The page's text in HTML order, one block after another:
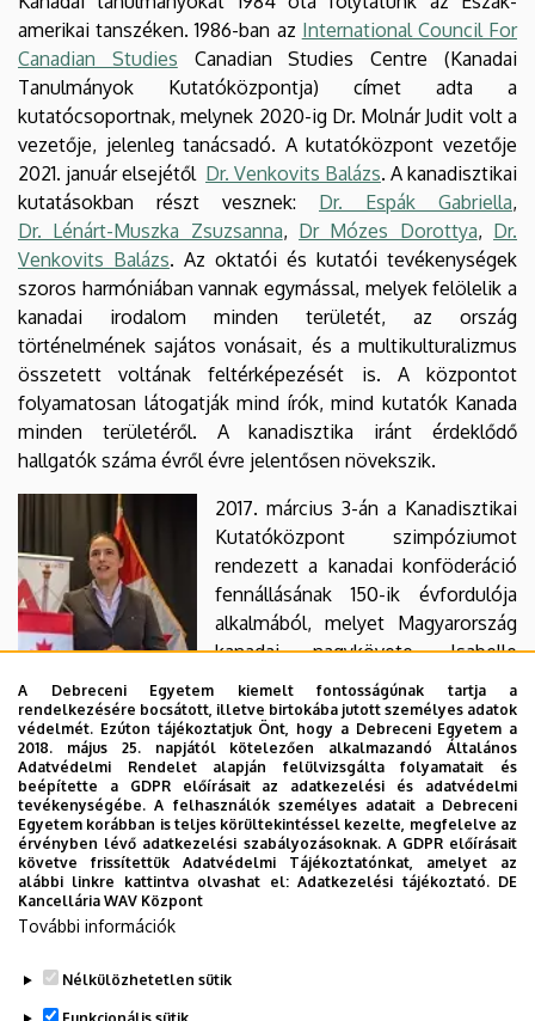
amerikai tanszéken. 1986-ban az International Council For
Canadian Studies Canadian Studies Centre (Kanadai
Tanulmányok Kutatóközpontja) címet adta a
kutatócsoportnak, melynek 2020-ig Dr. Molnár Judit volt a
vezetője, jelenleg tanácsadó. A kutatóközpont vezetője
2021. január elsejétől Dr. Venkovits Balázs. A kanadisztikai
kutatásokban részt vesznek: Dr. Espák Gabriella,
Dr. Lénárt-Muszka Zsuzsanna, Dr Mózes Dorottya, Dr.
Venkovits Balázs. Az oktatói és kutatói tevékenységek
szoros harmóniában vannak egymással, melyek felölelik a
kanadai irodalom minden területét, az ország
történelmének sajátos vonásait, és a multikulturalizmus
összetett voltának feltérképezését is. A központot
folyamatosan látogatják mind írók, mind kutatók Kanada
minden területéről. A kanadisztika iránt érdeklődő
hallgatók száma évről évre jelentősen növekszik.
2017. március 3-án a Kanadisztikai
Kutatóközpont szimpóziumot
rendezett a kanadai konföderáció
fennállásának 150-ik évfordulója
alkalmából, melyet Magyarország
kanadai nagykövete, Isabelle
Poupart nyitott meg. Az
érdeklődők különböző
tudományterületekről hallhatattak
előadásokat: jog, irodalom,
történelem, művészettörténet. A rendezvényről készült
kisfilm megtekinthetőitt.
További információ az angol nyelvű oldalon.
For more information, please switch to the English
Legutóbbi frissítés: 2023. 07. 28. 10:57
A Debreceni Egyetem kiemelt fontosságúnak tartja a
rendelkezésére bocsátott, illetve birtokába jutott személyes adatok
védelmét. Ezúton tájékoztatjuk Önt, hogy a Debreceni Egyetem a
2018. május 25. napjától kötelezően alkalmazandó Általános
Adatvédelmi Rendelet alapján felülvizsgálta folyamatait és
beépítette a GDPR előírásait az adatkezelési és adatvédelmi
tevékenységébe. A felhasználók személyes adatait a Debreceni
Egyetem korábban is teljes körültekintéssel kezelte, megfelelve az
érvényben lévő adatkezelési szabályozásoknak. A GDPR előírásait
követve frissítettük Adatvédelmi Tájékoztatónkat, amelyet az
alábbi linkre kattintva olvashat el:Adatkezelési tájékoztató. DE
Kancellária WAV Központ
További információk
Nélkülözhetetlen sütik